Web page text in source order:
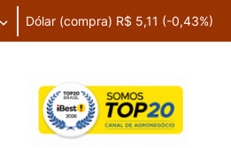
Dólar (compra) R$ 5,11 (-0,43%)